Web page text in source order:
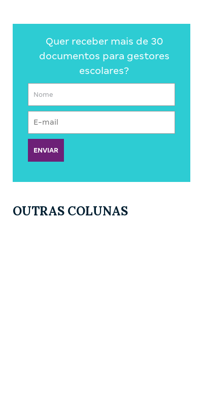
Quer receber mais de 30
documentos para gestores
escolares?
ENVIAR
OUTRAS COLUNAS